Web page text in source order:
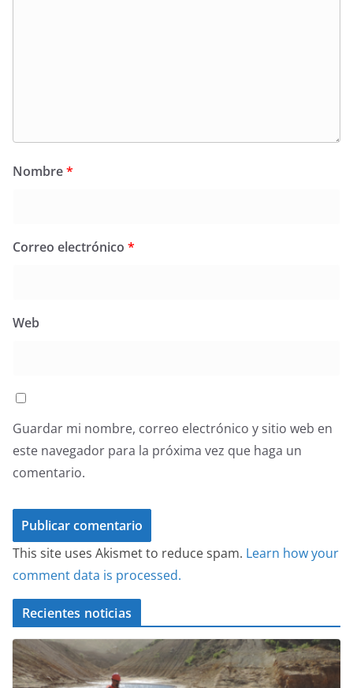
Nombre*
Correo electrónico *
Web
Guardar mi nombre, correo electrónico y sitio web en
este navegador para la próxima vez que haga un
comentario.
This site uses Akismet to reduce spam. Learn how your
comment data is processed.
Recientes noticias